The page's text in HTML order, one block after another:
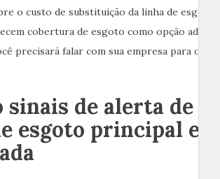
o custo de substituição da linha de esgoto.
cobertura de esgoto como opção
precisará falar com sua empresa para
sinais de alerta de
esgoto principal